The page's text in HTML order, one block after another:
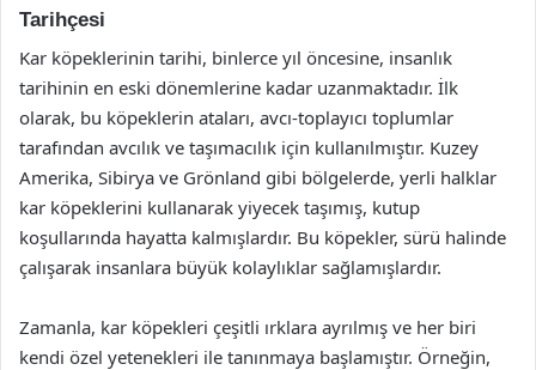
Tarihçesi
Kar köpeklerinin tarihi, binlerce yıl öncesine, insanlık
tarihinin en eski dönemlerine kadar uzanmaktadır. İlk
olarak, bu köpeklerin ataları, avcı-toplayıcı toplumlar
tarafından avcılık ve taşımacılık için kullanılmıştır. Kuzey
Amerika, Sibirya ve Grönland gibi bölgelerde, yerli halklar
kar köpeklerini kullanarak yiyecek taşımış, kutup
koşullarında hayatta kalmışlardır. Bu köpekler, sürü halinde
çalışarak insanlara büyük kolaylıklar sağlamışlardır.
Zamanla, kar köpekleri çeşitli ırklara ayrılmış ve her biri
kendi özel yetenekleri ile tanınmaya başlamıştır. Örneğin,